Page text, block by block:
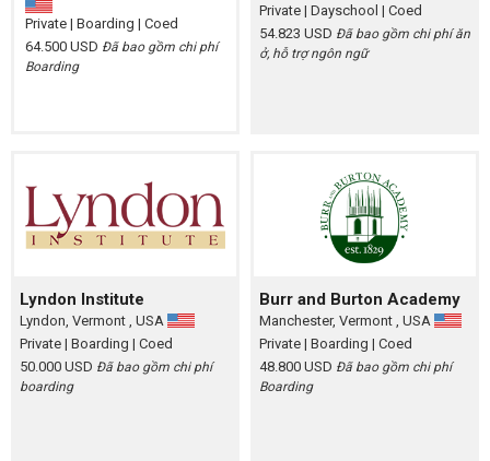
Private | Boarding | Coed
64.500 USD Đã bao gồm chi phí
Boarding
Private | Dayschool | Coed
54.823 USD Đã bao gồm chi phí ăn
ở, hỗ trợ ngôn ngữ
Lyndon Institute
Lyndon, Vermont , USA
Private | Boarding | Coed
50.000 USD Đã bao gồm chi phí
boarding
Burr and Burton Academy
Manchester, Vermont , USA
Private | Boarding | Coed
48.800 USD Đã bao gồm chi phí
Boarding